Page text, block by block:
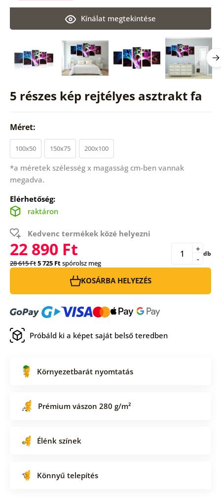
5 részes kép rejtélyes asztrakt fa
Kínálat megtekintése
Méret:
100x50 150x75 200x100
*a méretek szélesség x magasság cm-ben vannak
megadva.
Elérhetőség:
raktáron
Kedvenc termékek közé helyezni
22 890 Ft
28 615 Ft5 725 Ftspórolsz meg -
+ db
KOSÁRBA HELYEZÉS
Próbáld ki a képet saját belső teredben
Környezetbarát nyomtatás
Prémium vászon 280 g/m²
Élénk színek
Könnyű telepítés